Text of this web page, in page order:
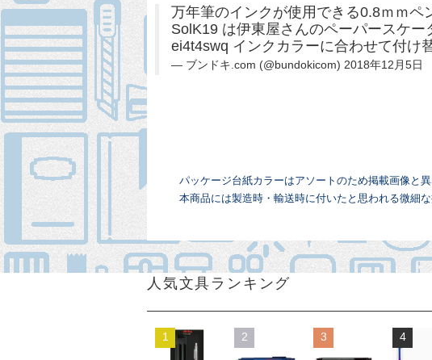
万年筆のインクが使用できる0.8ｍｍペ
SolK19は伊東屋さんのペーパースケー
ei4t4swq インクカラーに合わせて付け
— ブンドキ.com (@bundokicom) 2018年12月5日
パッケージ台紙カラーはアソートのため掲載画像と
本商品には製造時・輸送時に付いたと思われる微細
人気文具ランキング
1 2 3 4